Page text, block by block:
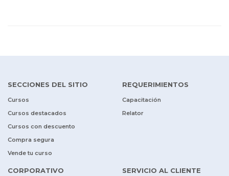
SECCIONES DEL SITIO
Cursos
Cursos destacados
Cursos con descuento
Compra segura
Vende tu curso
REQUERIMIENTOS
Capacitación
Relator
CORPORATIVO SERVICIO AL CLIENTE